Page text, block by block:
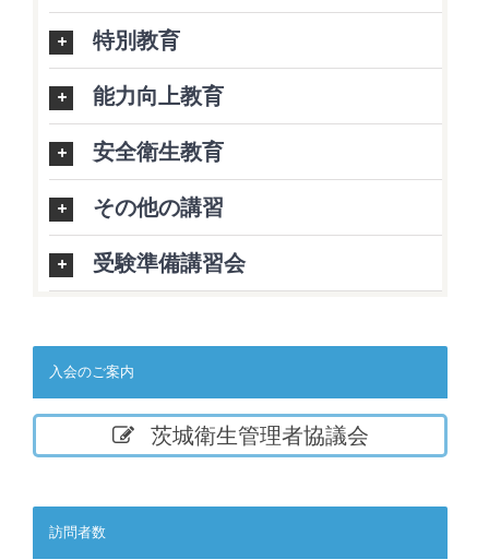
特別教育
能力向上教育
安全衛生教育
その他の講習
受験準備講習会
入会のご案内
茨城衛生管理者協議会
訪問者数